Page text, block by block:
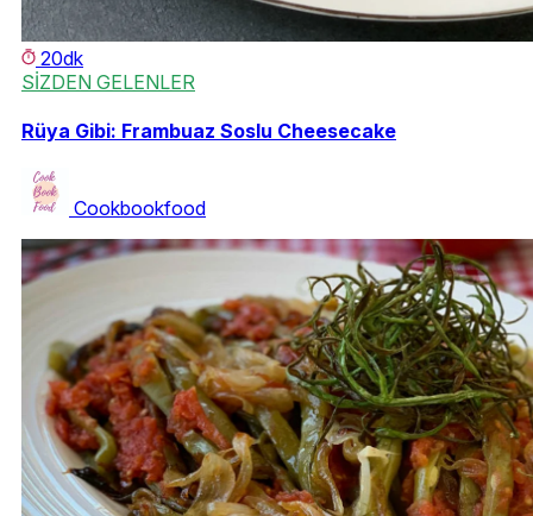
20dk
SİZDEN GELENLER
Rüya Gibi: Frambuaz Soslu Cheesecake
Cookbookfood